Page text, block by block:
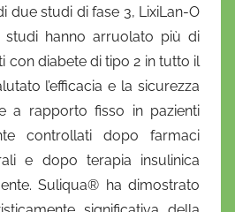
due studi di fase 3, LixiLan-O
studi hanno arruolato più di
con diabete di tipo 2 in tutto il
l’efficacia e la sicurezza
a rapporto fisso in pazienti
controllati dopo farmaci
e dopo terapia insulinica
Suliqua® ha dimostrato